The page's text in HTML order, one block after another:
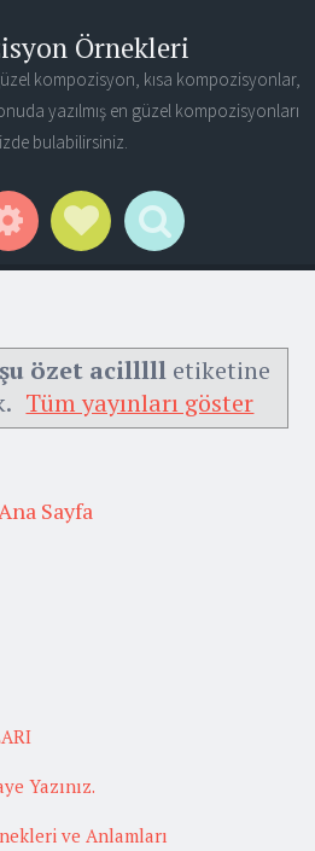
Örnekleri
kompozisyon, kısa kompozisyonlar,
yazılmış en güzel kompozisyonları
bulabilirsiniz.
WidgetsSocial Links
Search
özet acillllletiketine
Tüm yayınları göster
Sayfa
Yazınız.
ve Anlamları